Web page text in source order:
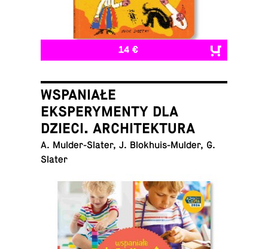
14 €
WSPANIAŁE
EKSPERYMENTY DLA
DZIECI. ARCHITEKTURA
A. Mul­der-Slater, J. Blokhuis-Mul­der, G.
Slater